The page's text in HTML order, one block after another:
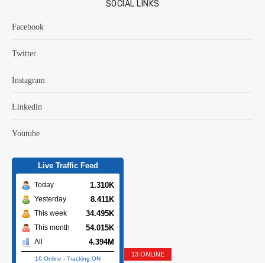
SOCIAL LINKS
Facebook
Twitter
Instagram
Linkedin
Youtube
Live Traffic Feed
Today 1.310K
Yesterday 8.411K
This week 34.495K
This month 54.015K
All 4.394M
16 Online - Tracking ON
13 ONLINE